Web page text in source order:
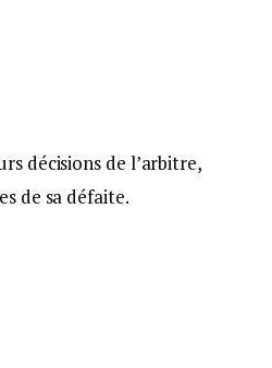
décisions de l’arbitre,
de sa défaite.